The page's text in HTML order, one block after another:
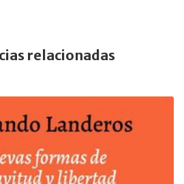
relacionadas